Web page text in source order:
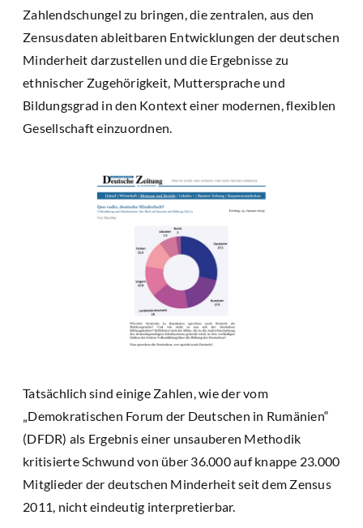
Zahlendschungel zu bringen, die zentralen, aus den
Zensusdaten ableitbaren Entwicklungen der deutschen
Minderheit darzustellen und die Ergebnisse zu
ethnischer Zugehörigkeit, Muttersprache und
Bildungsgrad in den Kontext einer modernen, flexiblen
Gesellschaft einzuordnen.
Tatsächlich sind einige Zahlen, wie der vom
„Demokratischen Forum der Deutschen in Rumänien“
(DFDR) als Ergebnis einer unsauberen Methodik
kritisierte Schwund von über 36.000 auf knappe 23.000
Mitglieder der deutschen Minderheit seit dem Zensus
2011, nicht eindeutig interpretierbar.